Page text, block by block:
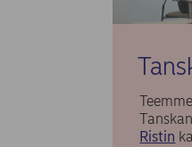
Ristin